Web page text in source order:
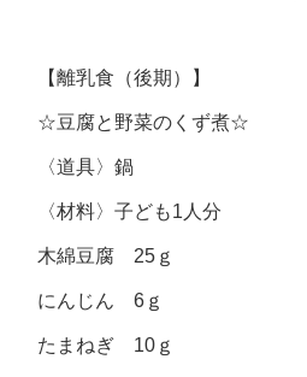
【離乳食（後期）】
☆豆腐と野菜のくず煮☆
〈道具〉鍋
〈材料〉子ども1人分
木綿豆腐 25ｇ
にんじん 6ｇ
たまねぎ 10ｇ